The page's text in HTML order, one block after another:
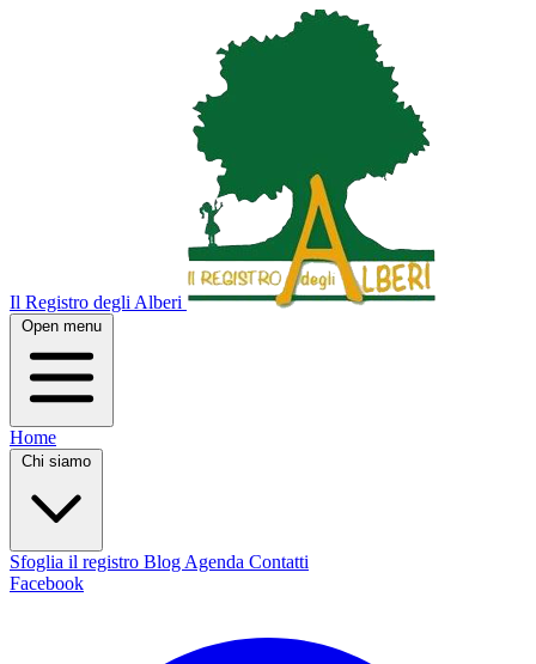
Il Registro degli Alberi
Open menu
Home
Chi siamo
Sfoglia il registro Blog Agenda Contatti
Facebook